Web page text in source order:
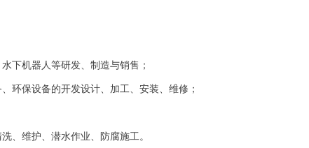
下机器人等研发、制造与销售；
环保设备的开发设计、加工、安装、维修；
、维护、潜水作业、防腐施工。